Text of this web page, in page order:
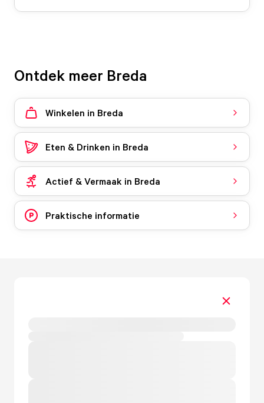
Ontdek meer Breda
Winkelen in Breda
Eten & Drinken in Breda
Actief & Vermaak in Breda
Praktische informatie